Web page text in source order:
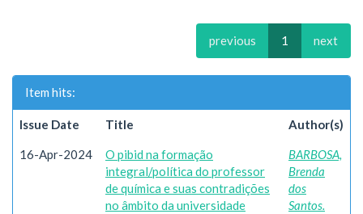
previous 1 next
Item hits:
Issue Date Title Author(s)
16-Apr-2024
O pibid na formação
integral/política do professor
de química e suas contradições
no âmbito da universidade
BARBOSA,
Brenda
dos
Santos.